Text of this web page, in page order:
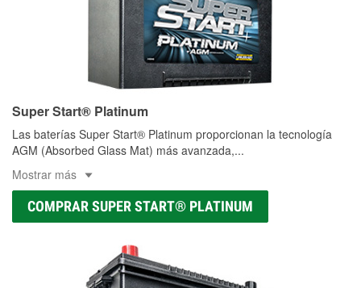
Super Start® Platinum
Las baterías Super Start® Platinum proporcionan la tecnología
AGM (Absorbed Glass Mat) más avanzada,...
Mostrar más
COMPRAR SUPER START® PLATINUM